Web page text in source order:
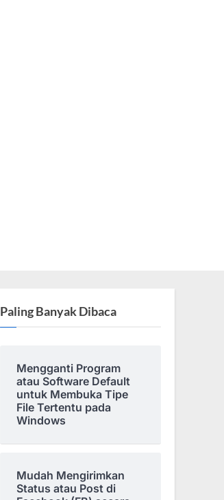
Paling Banyak Dibaca
Mengganti Program
atau Software Default
untuk Membuka Tipe
File Tertentu pada
Windows
Mudah Mengirimkan
Status atau Post di